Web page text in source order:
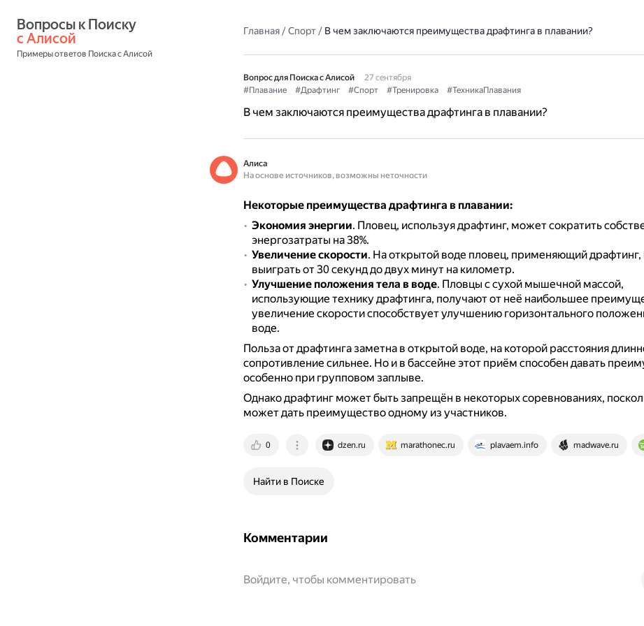
с Алисой
Примеры ответов Поиска с Алисой
Главная/Спорт/ В чем заключаются преимущества драфтинга в плавании?
Вопрос для Поиска с Алисой
27 сентября
#Плавание
#Драфтинг #Спорт #Тренировка #ТехникаПлавания
В чем заключаются преимущества драфтинга в плавании?
Алиса
На основе источников, возможны неточности
Некоторые преимущества драфтинга в плавании:
Экономия энергии. Пловец, используя драфтинг, может сократить
энергозатраты на 38%.
Увеличение скорости. На открытой воде пловец, применяющий
выиграть от 30 секунд до двух минут на километр.
Улучшение положения тела в воде. Пловцы с сухой мышечной массой,
использующие технику драфтинга, получают от неё наибольшее
увеличение скорости способствует улучшению горизонтального
воде.
Польза от драфтинга заметна в открытой воде, на которой расстояния
сопротивление сильнее. Но и в бассейне этот приём способен давать
особенно при групповом заплыве.
Однако драфтинг может быть запрещён в некоторых соревнованиях,
может дать преимущество одному из участников.
0 dzen.ru marathonec.ru plavaem.info madwave.ru
Найти в Поиске
Комментарии
Войдите, чтобы комментировать